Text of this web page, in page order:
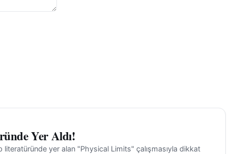
Yer Aldı!
yer alan "Physical Limits" çalışmasıyla dikkat